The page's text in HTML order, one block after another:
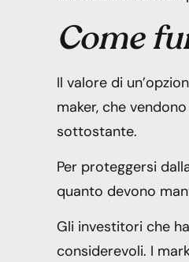
Come
Il valore di
maker, che
sottostante.
Per proteggersi
quanto devono
Gli investitori che
considerevoli. I